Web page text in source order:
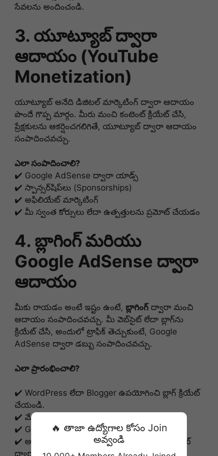
సేవలను అందించండి.
3. యూట్యూబ్ ద్వారా
ఆదాయం (YouTube
Monetization)
యూట్యూబ్ అనేది డిజిటల్ మార్కెటింగ్ ద్వారా ఆదాయం
పొందే గొప్ప మార్గం. మీరు మంచి కంటెంట్ క్రియేట్ చేసి,
ప్రేక్షకులను ఆకర్షించగలిగితే, యూట్యూబ్ ద్వారా ఆదాయం
సంపాదించవచ్చు.
ఎలా సంపాదించాలి?
✔️ Google AdSense ద్వారా యాడ్స్
✔️ స్పాన్సర్‌షిప్‌లు (Sponsorships)
✔️ అఫిలియేట్ మార్కెటింగ్
✔️ మీ స్వంత కోర్సులు లేదా ఉత్పత్తులను ప్రమోట్ చేయడం
4. బ్లాగింగ్ మరియు
Google AdSense ద్వారా
ఆదాయం
మీకు రాయడం అంటే ఇష్టం ఉంటే, బ్లాగింగ్ ద్వారా మంచి
ఆదాయం సంపాదించవచ్చు. మీ వెబ్‌సైట్ లేదా బ్లాగ్‌ను
క్రియేట్ చేసి, అందులో ట్రాఫిక్ తెచ్చుకుంటే, Google
AdSense ద్వారా డబ్బు సంపాదించవచ్చు.
ఎలా ప్రారంభించాలి?
✔️ WordPress లేదా Blogger ఉపయోగించి బ్లాగ్ క్రియేట్
చేయండి.
✔️ మేలైన కంటెంట్ రాసి ట్రాఫిక్ పెంచండి.
✔️ Google AdSense ద్వారా యాడ్స్ అమర్చండి.
✔️ అఫిలియేట్ మార్కెటింగ్ మరియు స్పాన్సర్‌డ్ కంటెంట్
ద్వారా కూడా ఆదాయం పొందవచ్చు.
🔥 తాజా ఉద్యోగాల కోసం Join
అవ్వండి